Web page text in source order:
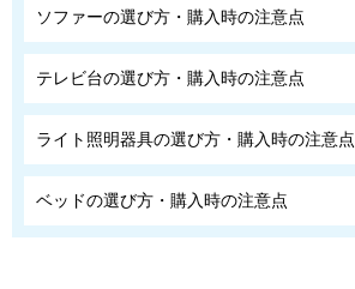
ソファーの選び方・購入時の注意点
テレビ台の選び方・購入時の注意点
ライト照明器具の選び方・購入時の注意点
ベッドの選び方・購入時の注意点